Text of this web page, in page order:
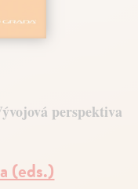
perspektiva
(eds.)